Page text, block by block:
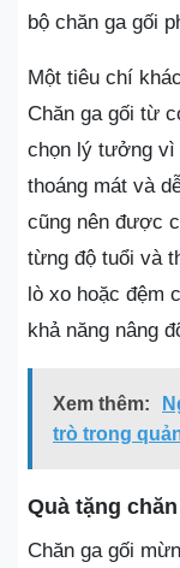
bộ chăn ga gối
Một tiêu chí
Chăn ga gối từ
chọn lý tưởng vì
thoáng mát và
cũng nên được
từng độ tuổi và
lò xo hoặc đệm
khả năng nâng
Xem thêm:
trò trong
Quà tặng
Chăn ga gối